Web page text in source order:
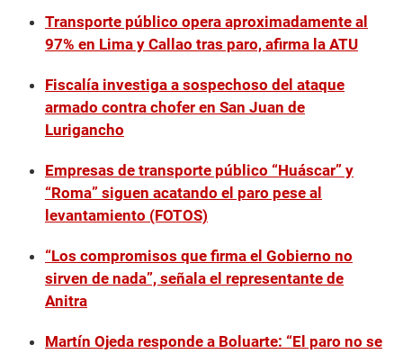
Transporte público opera aproximadamente al
97% en Lima y Callao tras paro, afirma la ATU
Fiscalía investiga a sospechoso del ataque
armado contra chofer en San Juan de
Lurigancho
Empresas de transporte público “Huáscar” y
“Roma” siguen acatando el paro pese al
levantamiento (FOTOS)
“Los compromisos que firma el Gobierno no
sirven de nada”, señala el representante de
Anitra
Martín Ojeda responde a Boluarte: “El paro no se